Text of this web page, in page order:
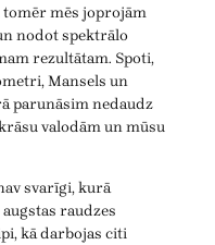
mēs joprojām
nodot spektrālo
rezultātam. Spoti,
Mansels un
parunāsim nedaudz
valodām un mūsu
svarīgi, kurā
raudzes
kā darbojas citi